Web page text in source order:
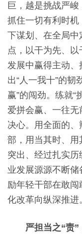
巨，越是挑战严峻
抓住一切有利时
下谋划、在全局中
点，以干为先、
发展中赢得主动、
出“人一我十”的韧
赢”的闯劲。练就“
爱拼会赢、一往
决心。用全面的
部，用当其时、
突出、经过扎实
业发展源源不断储
励年轻干部在敢
化改革向纵深推进
严担当之“责